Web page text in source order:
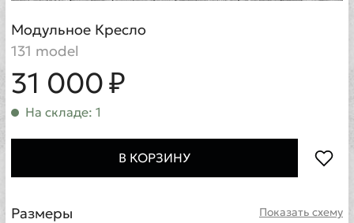
Модульное Кресло
131 model
31 000 ₽
На складе: 1
В КОРЗИНУ
Показать схему
Размеры